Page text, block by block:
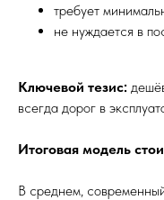
требует
не нуждается в
Ключевой тезис:
всегда дорог в
Итоговая модель
В среднем,